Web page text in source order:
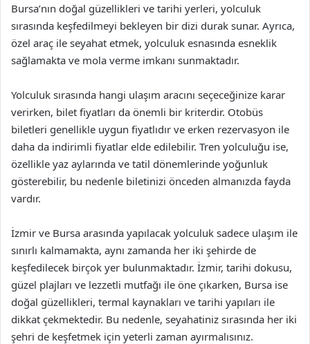
Bursa’nın doğal güzellikleri ve tarihi yerleri, yolculuk
sırasında keşfedilmeyi bekleyen bir dizi durak sunar. Ayrıca,
özel araç ile seyahat etmek, yolculuk esnasında esneklik
sağlamakta ve mola verme imkanı sunmaktadır.
Yolculuk sırasında hangi ulaşım aracını seçeceğinize karar
verirken, bilet fiyatları da önemli bir kriterdir. Otobüs
biletleri genellikle uygun fiyatlıdır ve erken rezervasyon ile
daha da indirimli fiyatlar elde edilebilir. Tren yolculuğu ise,
özellikle yaz aylarında ve tatil dönemlerinde yoğunluk
gösterebilir, bu nedenle biletinizi önceden almanızda fayda
vardır.
İzmir ve Bursa arasında yapılacak yolculuk sadece ulaşım ile
sınırlı kalmamakta, aynı zamanda her iki şehirde de
keşfedilecek birçok yer bulunmaktadır. İzmir, tarihi dokusu,
güzel plajları ve lezzetli mutfağı ile öne çıkarken, Bursa ise
doğal güzellikleri, termal kaynakları ve tarihi yapıları ile
dikkat çekmektedir. Bu nedenle, seyahatiniz sırasında her iki
şehri de keşfetmek için yeterli zaman ayırmalısınız.